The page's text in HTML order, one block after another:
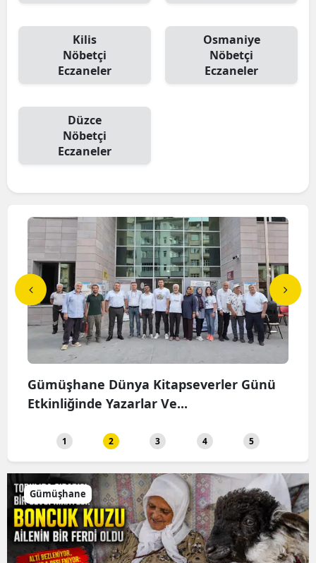
Kilis
Nöbetçi
Eczaneler
Osmaniye
Nöbetçi
Eczaneler
Düzce
Nöbetçi
Eczaneler
Gümüşhane Dünya Kitapseverler Günü
Etkinliğinde Yazarlar Ve...
1 2 3 4 5
Gümüşhane